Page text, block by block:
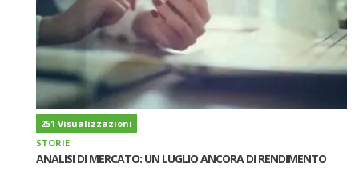
251 Visualizzazioni
STORIE
ANALISI DI MERCATO: UN LUGLIO ANCORA DI RENDIMENTO